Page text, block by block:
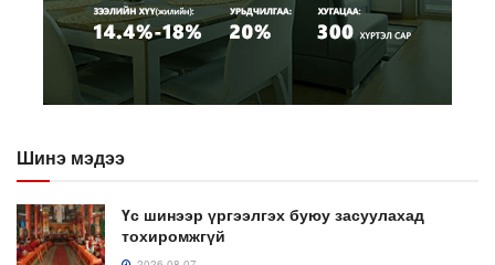
Шинэ мэдээ
Үс шинээр үргээлгэх буюу засуулахад
тохиромжгүй